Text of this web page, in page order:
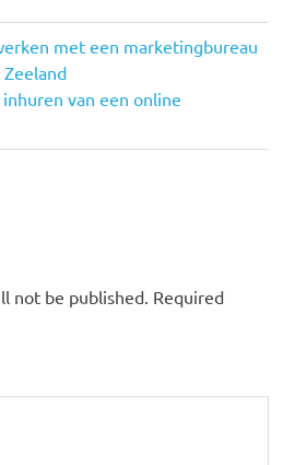
met een marketingbureau
van een online
not be published. Required